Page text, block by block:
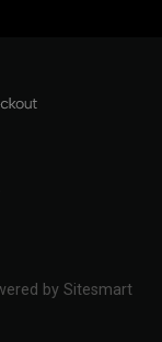
by Sitesmart